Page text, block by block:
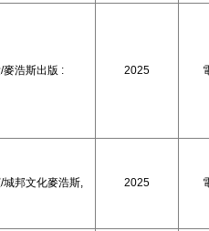
麥浩斯出版 : 2025
城邦文化麥浩斯, 2025